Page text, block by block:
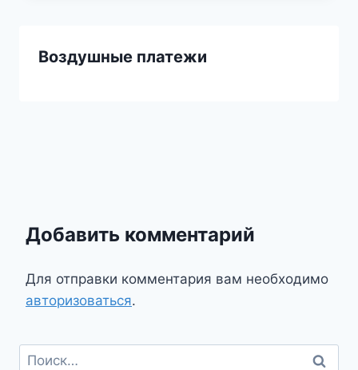
Воздушные платежи
Добавить комментарий
Для отправки комментария вам необходимо
авторизоваться.
Найти: